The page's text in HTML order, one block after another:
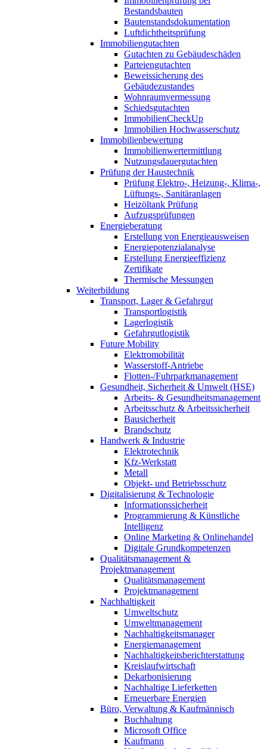
Bestandsbauten
Bautenstandsdokumentation
Luftdichtheitsprüfung
Immobiliengutachten
Gutachten zu Gebäudeschäden
Parteiengutachten
Beweissicherung des
Gebäudezustandes
Wohnraumvermessung
Schiedsgutachten
ImmobilienCheckUp
Immobilien Hochwasserschutz
Immobilienbewertung
Immobilienwertermittlung
Nutzungsdauergutachten
Prüfung der Haustechnik
Prüfung Elektro-, Heizung-, Klima-,
Lüftungs-, Sanitäranlagen
Heizöltank Prüfung
Aufzugsprüfungen
Energieberatung
Erstellung von Energieausweisen
Energiepotenzialanalyse
Erstellung Energieeffizienz
Zertifikate
Thermische Messungen
Weiterbildung
Transport, Lager & Gefahrgut
Transportlogistik
Lagerlogistik
Gefahrgutlogistik
Future Mobility
Elektromobilität
Wasserstoff-Antriebe
Flotten-/Fuhrparkmanagement
Gesundheit, Sicherheit & Umwelt (HSE)
Arbeits- & Gesundheitsmanagement
Arbeitsschutz & Arbeitssicherheit
Bausicherheit
Brandschutz
Handwerk & Industrie
Elektrotechnik
Kfz-Werkstatt
Metall
Objekt- und Betriebsschutz
Digitalisierung & Technologie
Informationssicherheit
Programmierung & Künstliche
Intelligenz
Online Marketing & Onlinehandel
Digitale Grundkompetenzen
Qualitätsmanagement &
Projektmanagement
Qualitätsmanagement
Projektmanagement
Nachhaltigkeit
Umweltschutz
Umweltmanagement
Nachhaltigkeitsmanager
Energiemanagement
Nachhaltigkeitsberichterstattung
Kreislaufwirtschaft
Dekarbonisierung
Nachhaltige Lieferketten
Erneuerbare Energien
Büro, Verwaltung & Kaufmännisch
Buchhaltung
Microsoft Office
Kaufmann